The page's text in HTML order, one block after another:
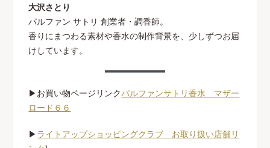
大沢さとり
パルファン サトリ 創業者・調香師。
香りにまつわる素材や香水の制作背景を、少しずつお届
けしています。
▶お買い物ページリンクパルファンサトリ香水 マザー
ロード６６
▶ ライトアップショッピングクラブ お取り扱い店舗リ